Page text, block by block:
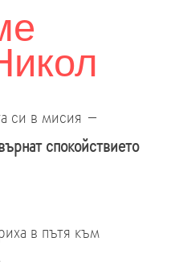
си в мисия –
спокойствието
в пътя към